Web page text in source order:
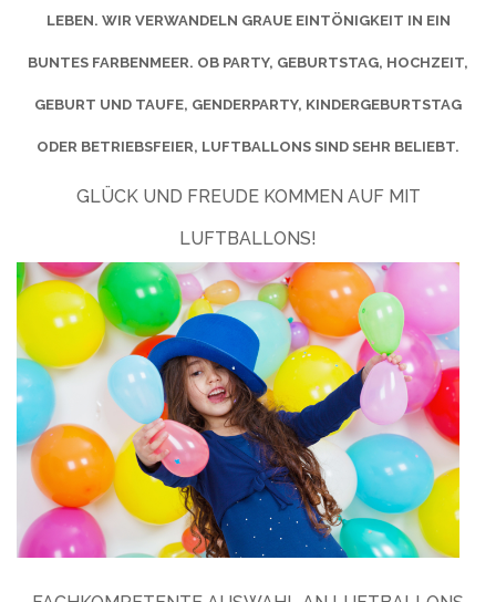
LEBEN. WIR VERWANDELN GRAUE EINTÖNIGKEIT IN EIN
BUNTES FARBENMEER. OB PARTY, GEBURTSTAG, HOCHZEIT,
GEBURT UND TAUFE, GENDERPARTY, KINDERGEBURTSTAG
ODER BETRIEBSFEIER, LUFTBALLONS SIND SEHR BELIEBT.
GLÜCK UND FREUDE KOMMEN AUF MIT
LUFTBALLONS!